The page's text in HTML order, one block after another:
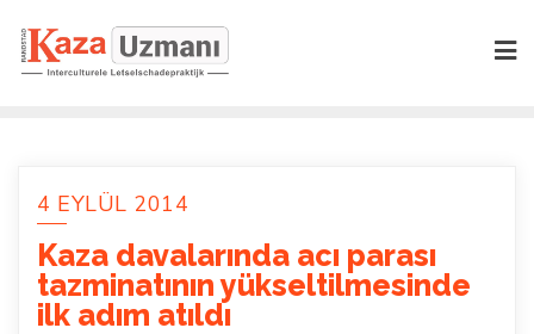
4 EYLÜL 2014
Kaza davalarında acı parası
tazminatının yükseltilmesinde
ilk adım atıldı